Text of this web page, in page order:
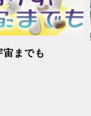
宙までも